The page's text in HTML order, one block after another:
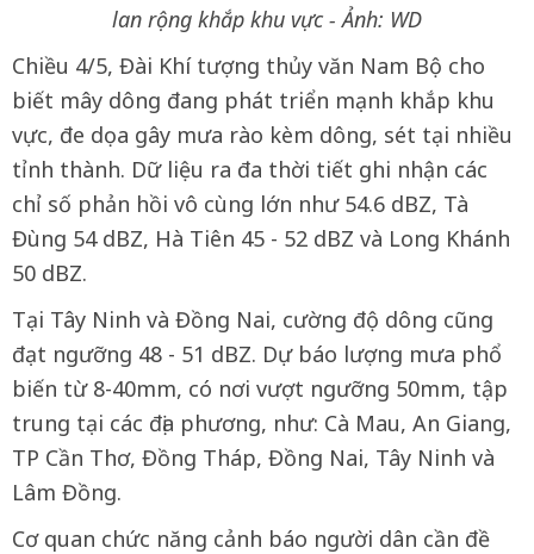
lan rộng khắp khu vực - Ảnh: WD
Chiều 4/5, Đài Khí tượng thủy văn Nam Bộ cho
biết mây dông đang phát triển mạnh khắp khu
vực, đe dọa gây mưa rào kèm dông, sét tại nhiều
tỉnh thành. Dữ liệu ra đa thời tiết ghi nhận các
chỉ số phản hồi vô cùng lớn như 54.6 dBZ, Tà
Đùng 54 dBZ, Hà Tiên 45 - 52 dBZ và Long Khánh
50 dBZ.
Tại Tây Ninh và Đồng Nai, cường độ dông cũng
đạt ngưỡng 48 - 51 dBZ. Dự báo lượng mưa phổ
biến từ 8-40mm, có nơi vượt ngưỡng 50mm, tập
trung tại các địa phương, như: Cà Mau, An Giang,
TP Cần Thơ, Đồng Tháp, Đồng Nai, Tây Ninh và
Lâm Đồng.
Cơ quan chức năng cảnh báo người dân cần đề